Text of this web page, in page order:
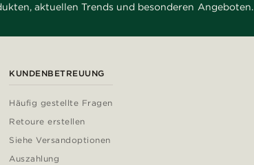
aktuellen Trends und besonderen Angeboten.
KUNDENBETREUUNG
Häufig gestellte Fragen
Retoure erstellen
Siehe Versandoptionen
Auszahlung